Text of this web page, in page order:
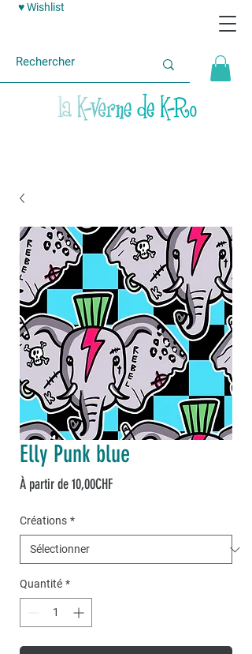
♥ Wishlist
Elly Punk blue
À partir de10,00CHFPrix
Créations *
Quantité *